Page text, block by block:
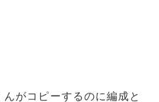
がコピーするのに編成と